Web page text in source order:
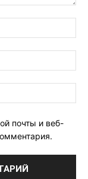
почты и веб-